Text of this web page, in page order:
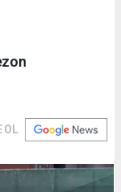
OL